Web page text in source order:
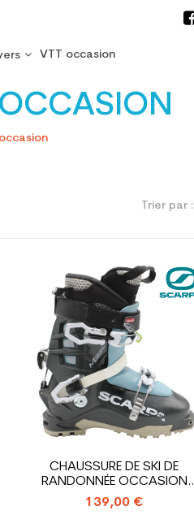
VTT occasion
Trier par :
CHAUSSURE DE SKI DE
RANDONNÉE OCCASION
SCARPA MAGIC
139,00 €